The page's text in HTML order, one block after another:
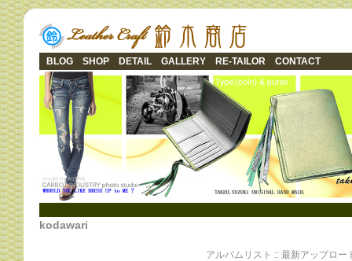
BLOG SHOP DETAIL GALLERY RE-TAILOR CONTACT
kodawari
アルバムリスト :: 最新アップロー